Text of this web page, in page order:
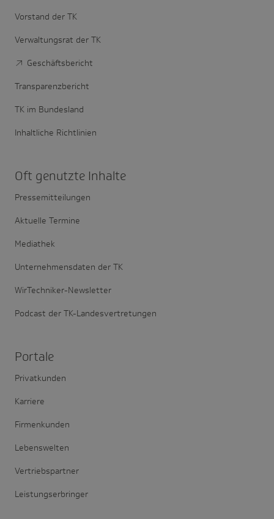
Vorstand der TK
Verwaltungsrat der TK
Geschäftsbericht
Transparenzbericht
TK im Bundesland
Inhaltliche Richtlinien
Oft genutzte Inhalte
Pressemitteilungen
Aktuelle Termine
Mediathek
Unternehmensdaten der TK
WirTechniker-Newsletter
Podcast der TK-Landesvertretungen
Portale
Privatkunden
Karriere
Firmenkunden
Lebenswelten
Vertriebspartner
Leistungserbringer